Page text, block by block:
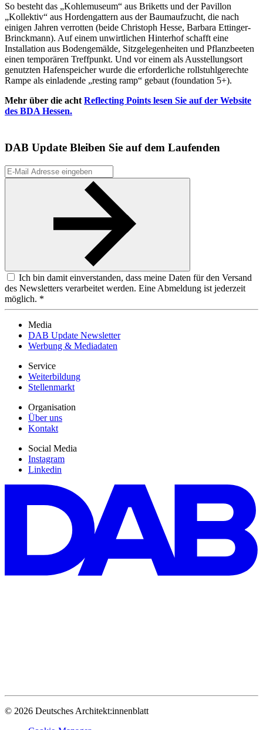
So besteht das „Kohlemuseum“ aus Briketts und der Pavillon
„Kollektiv“ aus Hordengattern aus der Baumaufzucht, die nach
einigen Jahren verrotten (beide Christoph Hesse, Barbara Ettinger-
Brinckmann). Auf einem unwirtlichen Hinterhof schafft eine
Installation aus Bodengemälde, Sitzgelegenheiten und Pflanzbeeten
einen temporären Treffpunkt. Und vor einem als Ausstellungsort
genutzten Hafenspeicher wurde die erforderliche rollstuhlgerechte
Rampe als einladende „resting ramp“ gebaut (foundation 5+).
Mehr über die acht Reflecting Points lesen Sie auf der Website
des BDA Hessen.
DAB Update Bleiben Sie auf dem Laufenden
Ich bin damit einverstanden, dass meine Daten für den Versand
des Newsletters verarbeitet werden. Eine Abmeldung ist jederzeit
möglich. *
Media
DAB Update Newsletter
Werbung & Mediadaten
Service
Weiterbildung
Stellenmarkt
Organisation
Über uns
Kontakt
Social Media
Instagram
Linkedin
© 2026 Deutsches Architekt:innenblatt